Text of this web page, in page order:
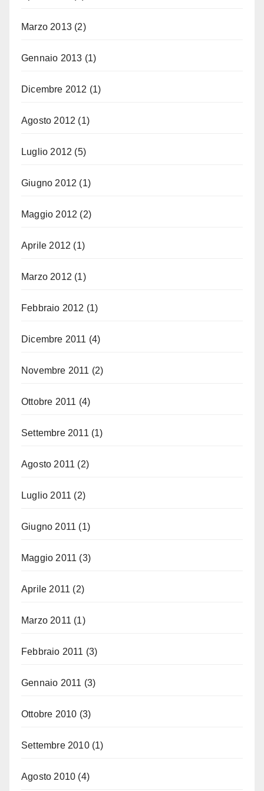
Marzo 2013 (2)
Gennaio 2013 (1)
Dicembre 2012 (1)
Agosto 2012 (1)
Luglio 2012 (5)
Giugno 2012 (1)
Maggio 2012 (2)
Aprile 2012 (1)
Marzo 2012 (1)
Febbraio 2012 (1)
Dicembre 2011 (4)
Novembre 2011 (2)
Ottobre 2011 (4)
Settembre 2011 (1)
Agosto 2011 (2)
Luglio 2011 (2)
Giugno 2011 (1)
Maggio 2011 (3)
Aprile 2011 (2)
Marzo 2011 (1)
Febbraio 2011 (3)
Gennaio 2011 (3)
Ottobre 2010 (3)
Settembre 2010(1)
Agosto 2010 (4)